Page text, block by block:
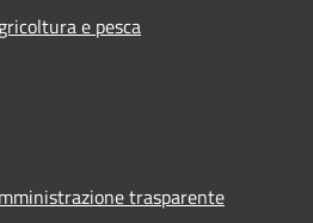
e pesca
trasparente